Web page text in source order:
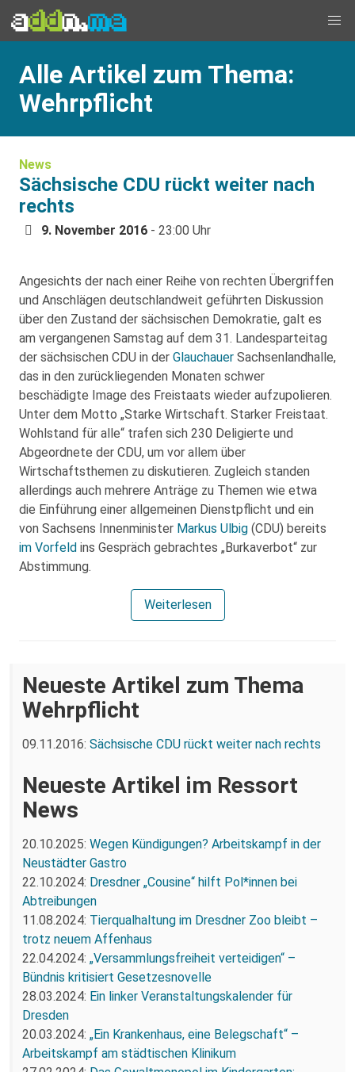
Alle Artikel zum Thema:
Wehrpflicht
News
Sächsische CDU rückt weiter nach
rechts
9. November 2016 - 23:00 Uhr
Angesichts der nach einer Reihe von rechten Übergriffen
und Anschlägen deutschlandweit geführten Diskussion
über den Zustand der sächsischen Demokratie, galt es
am vergangenen Samstag auf dem 31. Landesparteitag
der sächsischen CDU in der Glauchauer Sachsenlandhalle,
das in den zurückliegenden Monaten schwer
beschädigte Image des Freistaats wieder aufzupolieren.
Unter dem Motto „Starke Wirtschaft. Starker Freistaat.
Wohlstand für alle“ trafen sich 230 Deligierte und
Abgeordnete der CDU, um vor allem über
Wirtschaftsthemen zu diskutieren. Zugleich standen
allerdings auch mehrere Anträge zu Themen wie etwa
die Einführung einer allgemeinen Dienstpflicht und ein
von Sachsens Innenminister Markus Ulbig (CDU) bereits
im Vorfeld ins Gespräch gebrachtes „Burkaverbot“ zur
Abstimmung.
Weiterlesen
Neueste Artikel zum Thema
Wehrpflicht
09.11.2016: Sächsische CDU rückt weiter nach rechts
Neueste Artikel im Ressort
News
20.10.2025: Wegen Kündigungen? Arbeitskampf in der
Neustädter Gastro
22.10.2024: Dresdner „Cousine“ hilft Pol*innen bei
Abtreibungen
11.08.2024: Tierqualhaltung im Dresdner Zoo bleibt –
trotz neuem Affenhaus
22.04.2024: „Versammlungsfreiheit verteidigen“ –
Bündnis kritisiert Gesetzesnovelle
28.03.2024: Ein linker Veranstaltungskalender für
Dresden
20.03.2024: „Ein Krankenhaus, eine Belegschaft“ –
Arbeitskampf am städtischen Klinikum